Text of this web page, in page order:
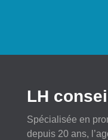
LH
Spécialisée en
depuis 20 ans,